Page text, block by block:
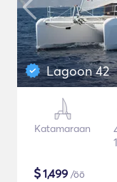
Lagoon 42
Katamaraan
$1,499 /öö